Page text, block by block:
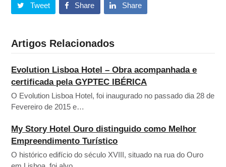
Tweet Share Share
Artigos Relacionados
Evolution Lisboa Hotel – Obra acompanhada e
certificada pela GYPTEC IBÉRICA
O Evolution Lisboa Hotel, foi inaugurado no passado dia 28 de
Fevereiro de 2015 e…
My Story Hotel Ouro distinguido como Melhor
Empreendimento Turístico
O histórico edifício do século XVIII, situado na rua do Ouro